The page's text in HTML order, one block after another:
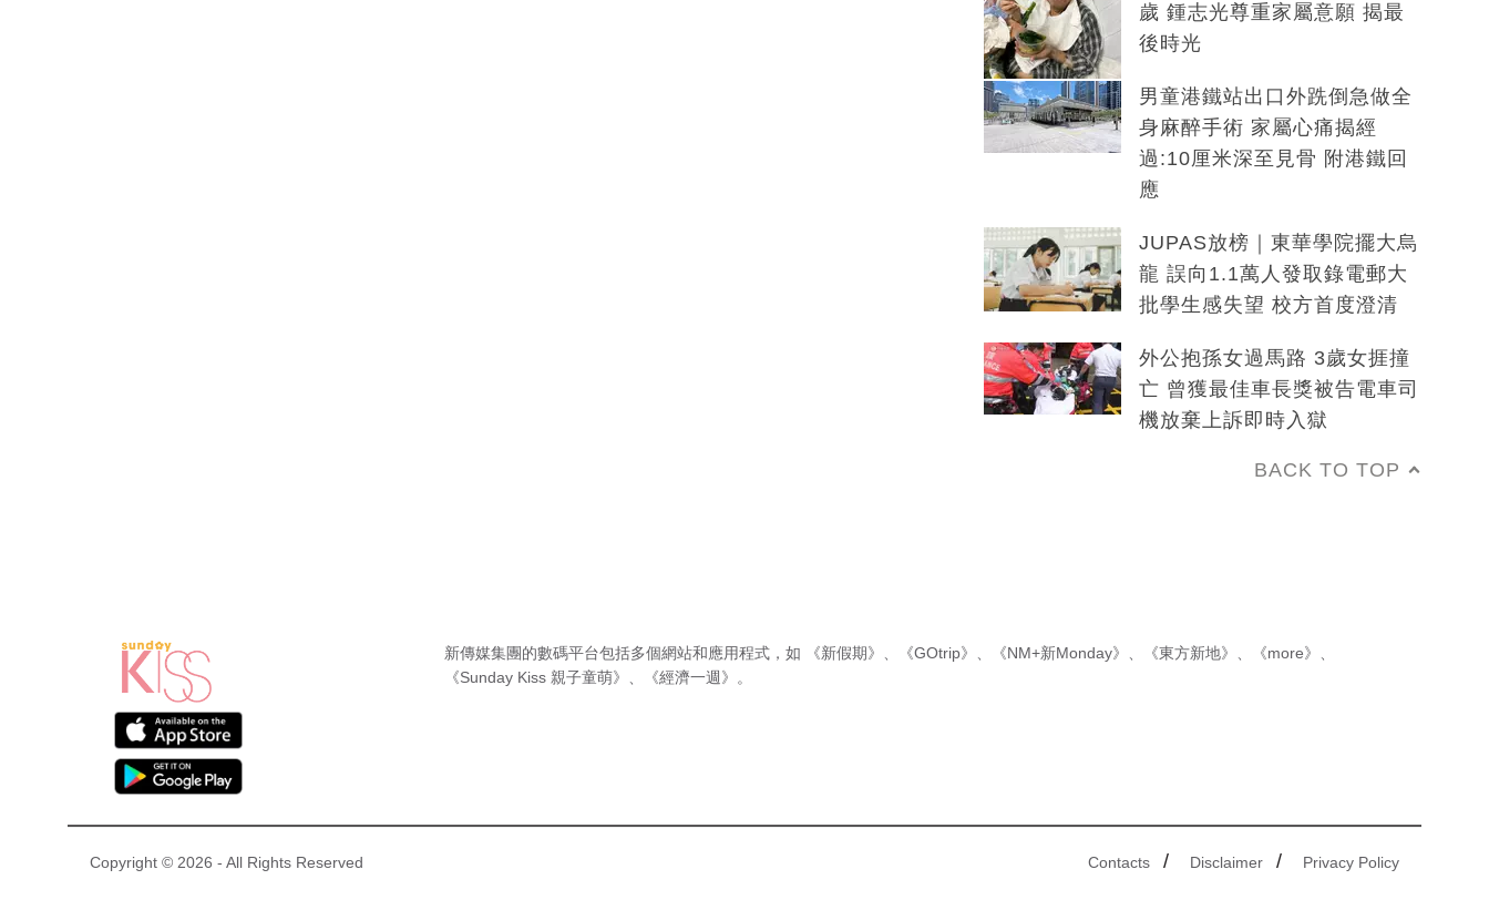
歲 鍾志光尊重家屬意願 揭最
後時光
男童港鐵站出口外跣倒急做全
身麻醉手術 家屬心痛揭經
過:10厘米深至見骨 附港鐵回
應
JUPAS放榜｜東華學院擺大烏
龍 誤向1.1萬人發取錄電郵大
批學生感失望 校方首度澄清
外公抱孫女過馬路 3歲女捱撞
亡 曾獲最佳車長獎被告電車司
機放棄上訴即時入獄
BACK TO TOP
新傳媒集團的數碼平台包括多個網站和應用程式，如 《新假期》 《GOtrip》 《NM+新Monday》 《東方新地》 《more》
《Sunday Kiss 親子童萌》
《經濟一週》 。
Contacts / Disclaimer / Privacy Policy
Copyright © 2026 - All Rights Reserved